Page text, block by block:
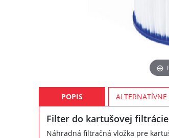
POPIS ALTERNATÍVNE
Filter do kartušovej filtrácie
Náhradná filtračná vložka pre